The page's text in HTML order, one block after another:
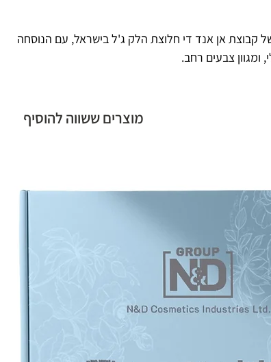
קבוצת אן אנד די חלוצת הלק ג'ל בישראל, עם הנוסחה
צבעים רחב.
מוצרים ששווה להוסיף